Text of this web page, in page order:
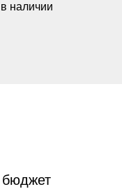
наличии